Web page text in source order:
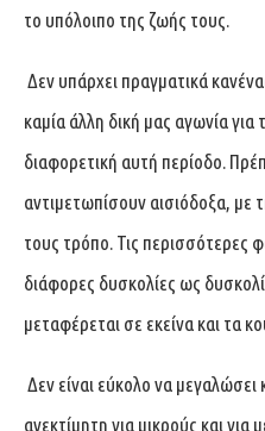
το υπόλοιπο της ζωής τους.
Δεν υπάρχει πραγματικά
καμία άλλη δική μας αγωνία
διαφορετική αυτή περίοδο.
αντιμετωπίσουν αισιόδοξα, με
τους τρόπο. Τις περισσότερες
διάφορες δυσκολίες ως
μεταφέρεται σε εκείνα και τα
Δεν είναι εύκολο να
ανεκτίμητη για μικρούς και